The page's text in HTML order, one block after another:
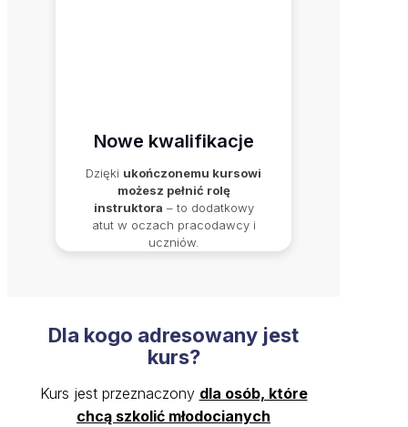
Nowe kwalifikacje
Dzięki ukończonemu kursowi
możesz pełnić rolę
instruktora – to dodatkowy
atut w oczach pracodawcy i
uczniów.
Dla kogo adresowany jest
kurs?
Kurs jest przeznaczony dla osób, które
chcą szkolić młodocianych